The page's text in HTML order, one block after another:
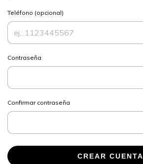
Teléfono (opcional)
Contraseña
Confirmar contraseña
CREAR CUENTA